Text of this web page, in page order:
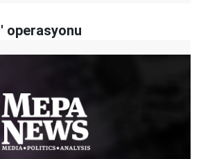
operasyonu